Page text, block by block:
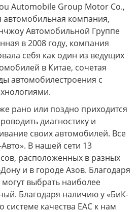
Automobile Group Motor Co.,
автомобильная компания,
Автомобильной Группе
в 2008 году, компания
себя как один из ведущих
в Китае, сочетая
автомобилестроения с
рано или поздно приходится
диагностику и
своих автомобилей. Все
В нашей сети 13
расположенных в разных
и в городе Азов. Благодаря
выбрать наиболее
Благодаря наличию у «БиК-
системе качества EAC к нам